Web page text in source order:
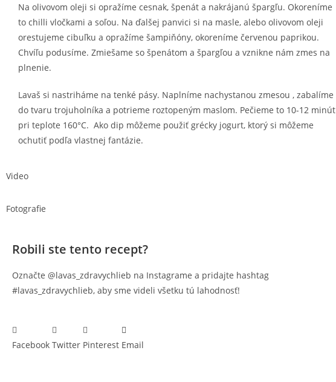
Na olivovom oleji si opražíme cesnak, špenát a nakrájanú špargľu. Okoreníme
to chilli vločkami a soľou. Na ďalšej panvici si na masle, alebo olivovom oleji
orestujeme cibuľku a opražíme šampiňóny, okoreníme červenou paprikou.
Chvíľu podusíme. Zmiešame so špenátom a špargľou a vznikne nám zmes na
plnenie.
Lavaš si nastriháme na tenké pásy. Naplníme nachystanou zmesou , zabalíme
do tvaru trojuholníka a potrieme roztopeným maslom. Pečieme to 10-12 minút
pri teplote 160°C. Ako dip môžeme použiť grécky jogurt, ktorý si môžeme
ochutiť podľa vlastnej fantázie.
Video
Fotografie
Robili ste tento recept?
Označte @lavas_zdravychlieb na Instagrame a pridajte hashtag
#lavas_zdravychlieb, aby sme videli všetku tú lahodnosť!
Facebook Twitter Pinterest Email